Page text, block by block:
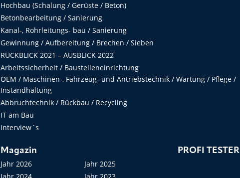
Hochbau (Schalung / Gerüste / Beton)
Betonbearbeitung / Sanierung
Kanal-, Rohrleitungs- bau / Sanierung
Gewinnung / Aufbereitung / Brechen / Sieben
RÜCKBLICK 2021 – AUSBLICK 2022
Arbeitssicherheit / Baustelleneinrichtung
OEM / Maschinen-, Fahrzeug- und Antriebstechnik / Wartung / Pflege /
Instandhaltung
Abbruchtechnik / Rückbau / Recycling
IT am Bau
Interview´s
Magazin
Jahr 2026
Jahr 2025
PROFI TESTER